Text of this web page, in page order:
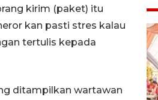
kirim (paket) itu
kan pasti stres kalau
tertulis kepada
ditampilkan wartawan